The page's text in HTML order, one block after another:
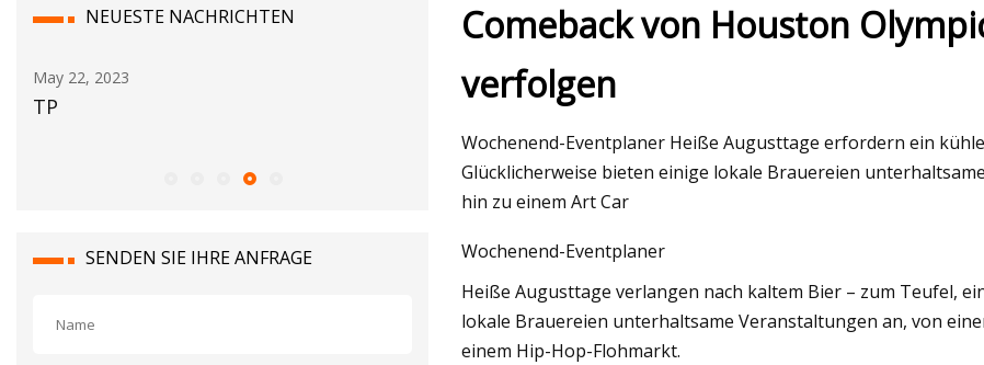
NEUESTE NACHRICHTEN
May 24, 2023
Al und Amelia: ein Fischer, ein Tag und
May 16, 2023
Testbericht zum Lenovo Slim 9i
SENDEN SIE IHRE ANFRAGE
Comeback von Houston
verfolgen
Wochenend-Eventplaner Heiße Augusttage erfordern ein
Glücklicherweise bieten einige lokale Brauereien
hin zu einem Art Car
Wochenend-Eventplaner
Heiße Augusttage verlangen nach kaltem Bier – zum Teufel,
lokale Brauereien unterhaltsame Veranstaltungen an, von
einem Hip-Hop-Flohmarkt.